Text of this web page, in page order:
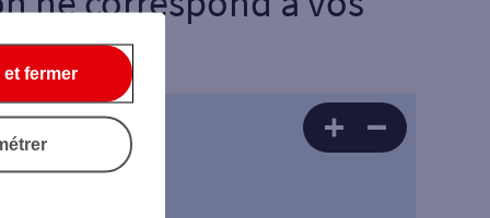
fermer